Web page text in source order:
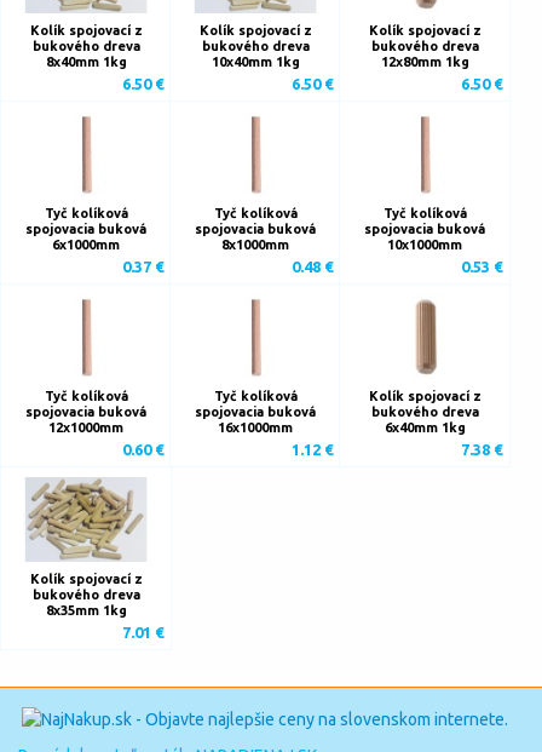
Kolík spojovací z
bukového dreva
8x40mm 1kg
6.50 €
Kolík spojovací z
bukového dreva
10x40mm 1kg
6.50 €
Kolík spojovací z
bukového dreva
12x80mm 1kg
6.50 €
Tyč kolíková
spojovacia buková
6x1000mm
0.37 €
Tyč kolíková
spojovacia buková
8x1000mm
0.48 €
Tyč kolíková
spojovacia buková
10x1000mm
0.53 €
Tyč kolíková
spojovacia buková
12x1000mm
0.60 €
Tyč kolíková
spojovacia buková
16x1000mm
1.12 €
Kolík spojovací z
bukového dreva
6x40mm 1kg
7.38 €
Kolík spojovací z
bukového dreva
8x35mm 1kg
7.01 €